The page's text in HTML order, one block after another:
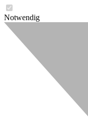
Notwendig